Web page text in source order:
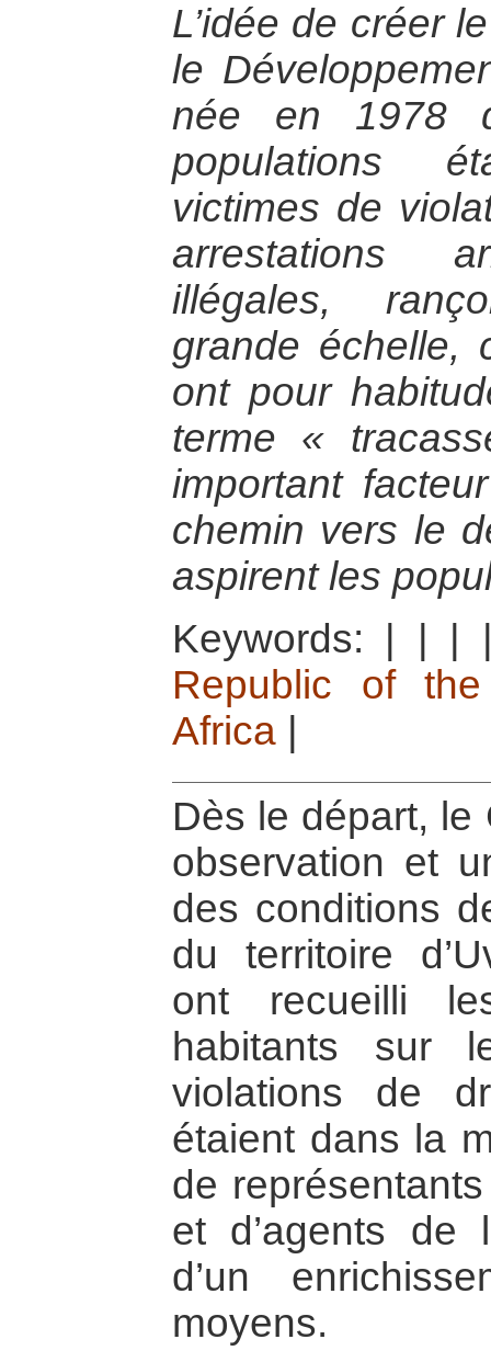
L’idée de créer
le
née en 1978
populations
victimes de
arrestations
illégales,
grande échelle,
ont pour
terme «
important
chemin vers le
aspirent les
Keywords:
Republic of
Africa
Dès le départ, le
observation et
des conditions
du territoire
ont recueilli
habitants sur
violations de
étaient dans la
de
et d’agents de
d’un
moyens.